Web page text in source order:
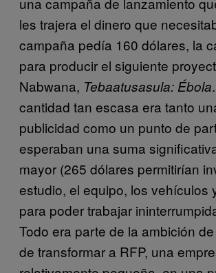
les trajera el dinero que
campaña pedía 160 dólares, la
para producir el siguiente
Nabwana, Tebaatusasula: Ébola
cantidad tan escasa era tanto
publicidad como un punto de
esperaban una suma
mayor (265 dólares permitirían
estudio, el equipo, los vehículos
para poder trabajar
Todo era parte de la ambición
de transformar a RFP, una